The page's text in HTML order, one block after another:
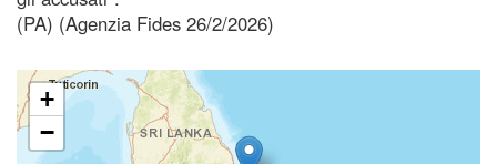
(PA) (Agenzia Fides 26/2/2026)
+
−